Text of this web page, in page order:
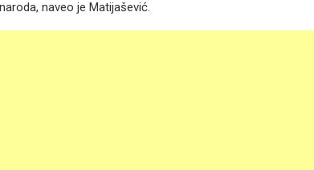
naveo je Matijašević.